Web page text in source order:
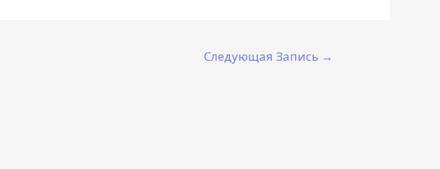
Следующая Запись →